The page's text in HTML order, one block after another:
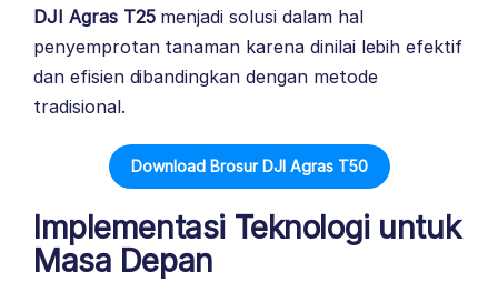
DJI Agras T25menjadi solusi dalam hal
penyemprotan tanaman karena dinilai lebih efektif
dan efisien dibandingkan dengan metode
tradisional.
Download Brosur DJI Agras T50
Implementasi Teknologi untuk
Masa Depan